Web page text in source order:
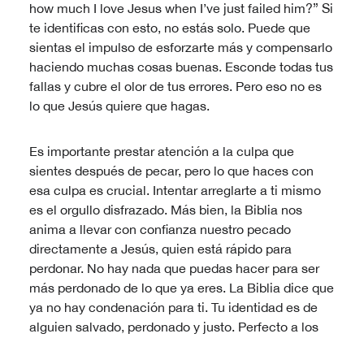
how much I love Jesus when I’ve just failed him?” Si
te identificas con esto, no estás solo. Puede que
sientas el impulso de esforzarte más y compensarlo
haciendo muchas cosas buenas. Esconde todas tus
fallas y cubre el olor de tus errores. Pero eso no es
lo que Jesús quiere que hagas.
Es importante prestar atención a la culpa que
sientes después de pecar, pero lo que haces con
esa culpa es crucial. Intentar arreglarte a ti mismo
es el orgullo disfrazado. Más bien, la Biblia nos
anima a llevar con confianza nuestro pecado
directamente a Jesús, quien está rápido para
perdonar. No hay nada que puedas hacer para ser
más perdonado de lo que ya eres. La Biblia dice que
ya no hay condenación para ti. Tu identidad es de
alguien salvado, perdonado y justo. Perfecto a los